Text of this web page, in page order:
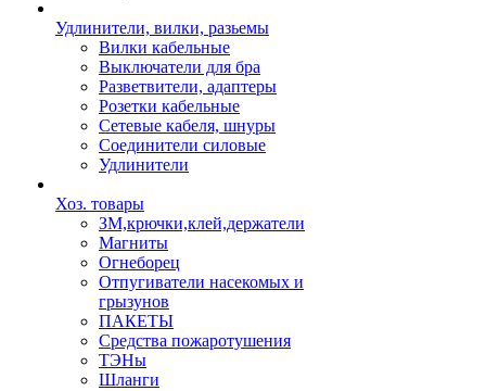
Удлинители, вилки, разьемы
Вилки кабельные
Выключатели для бра
Разветвители, адаптеры
Розетки кабельные
Сетевые кабеля, шнуры
Соединители силовые
Удлинители
Хоз. товары
ЗМ,крючки,клей,держатели
Магниты
Огнеборец
Отпугиватели насекомых и
грызунов
ПАКЕТЫ
Средства пожаротушения
ТЭНы
Шланги